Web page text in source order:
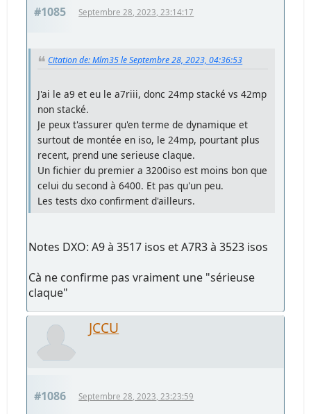
#1085 Septembre 28, 2023, 23:14:17
Citation de: Mlm35 le Septembre 28, 2023, 04:36:53
J'ai le a9 et eu le a7riii, donc 24mp stacké vs 42mp
non stacké.
Je peux t'assurer qu'en terme de dynamique et
surtout de montée en iso, le 24mp, pourtant plus
recent, prend une serieuse claque.
Un fichier du premier a 3200iso est moins bon que
celui du second à 6400. Et pas qu'un peu.
Les tests dxo confirment d'ailleurs.
Notes DXO: A9 à 3517 isos et A7R3 à 3523 isos
Cà ne confirme pas vraiment une "sérieuse
claque"
JCCU
#1086 Septembre 28, 2023, 23:23:59